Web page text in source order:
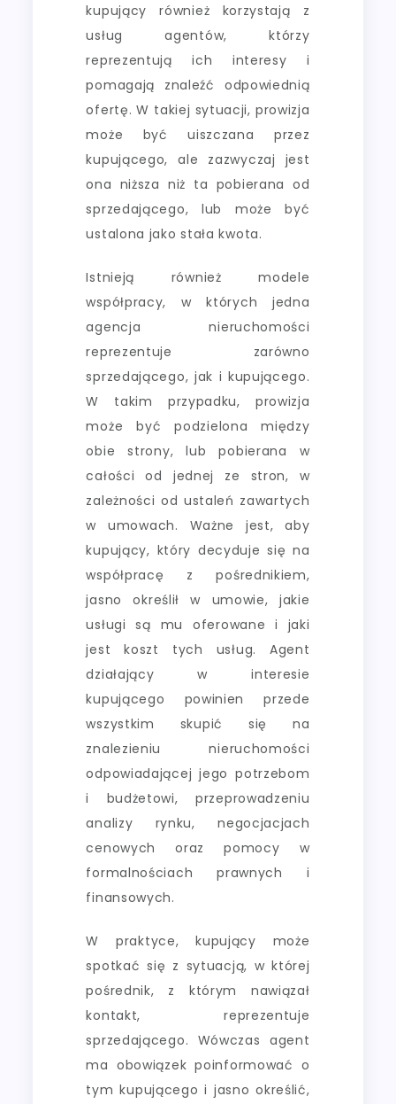
kupujący również korzystają z
usług agentów, którzy
reprezentują ich interesy i
pomagają znaleźć odpowiednią
ofertę. W takiej sytuacji, prowizja
może być uiszczana przez
kupującego, ale zazwyczaj jest
ona niższa niż ta pobierana od
sprzedającego, lub może być
ustalona jako stała kwota.
Istnieją również modele
współpracy, w których jedna
agencja nieruchomości
reprezentuje zarówno
sprzedającego, jak i kupującego.
W takim przypadku, prowizja
może być podzielona między
obie strony, lub pobierana w
całości od jednej ze stron, w
zależności od ustaleń zawartych
w umowach. Ważne jest, aby
kupujący, który decyduje się na
współpracę z pośrednikiem,
jasno określił w umowie, jakie
usługi są mu oferowane i jaki
jest koszt tych usług. Agent
działający w interesie
kupującego powinien przede
wszystkim skupić się na
znalezieniu nieruchomości
odpowiadającej jego potrzebom
i budżetowi, przeprowadzeniu
analizy rynku, negocjacjach
cenowych oraz pomocy w
formalnościach prawnych i
finansowych.
W praktyce, kupujący może
spotkać się z sytuacją, w której
pośrednik, z którym nawiązał
kontakt, reprezentuje
sprzedającego. Wówczas agent
ma obowiązek poinformować o
tym kupującego i jasno określić,